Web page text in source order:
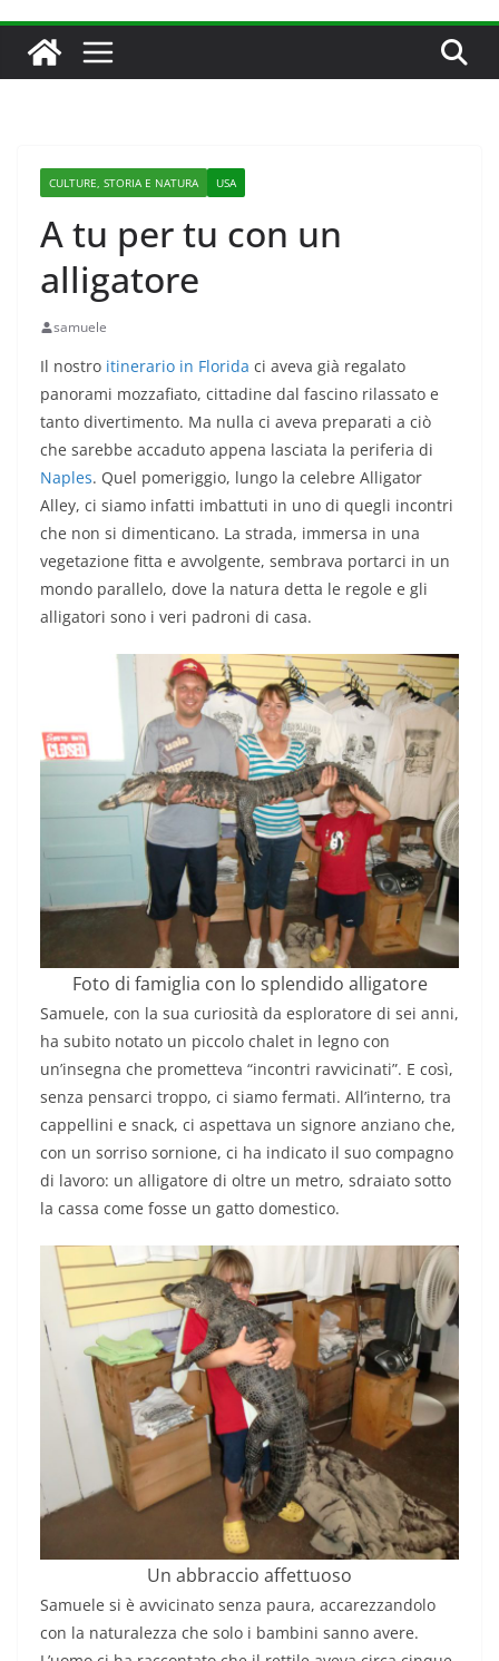
CULTURE, STORIA E NATURA USA
A tu per tu con un
alligatore
samuele
Il nostro itinerario in Florida ci aveva già regalato
panorami mozzafiato, cittadine dal fascino rilassato e
tanto divertimento. Ma nulla ci aveva preparati a ciò
che sarebbe accaduto appena lasciata la periferia di
Naples. Quel pomeriggio, lungo la celebre Alligator
Alley, ci siamo infatti imbattuti in uno di quegli incontri
che non si dimenticano. La strada, immersa in una
vegetazione fitta e avvolgente, sembrava portarci in un
mondo parallelo, dove la natura detta le regole e gli
alligatori sono i veri padroni di casa.
Foto di famiglia con lo splendido alligatore
Samuele, con la sua curiosità da esploratore di sei anni,
ha subito notato un piccolo chalet in legno con
un’insegna che prometteva “incontri ravvicinati”. E così,
senza pensarci troppo, ci siamo fermati. All’interno, tra
cappellini e snack, ci aspettava un signore anziano che,
con un sorriso sornione, ci ha indicato il suo compagno
di lavoro: un alligatore di oltre un metro, sdraiato sotto
la cassa come fosse un gatto domestico.
Un abbraccio affettuoso
Samuele si è avvicinato senza paura, accarezzandolo
con la naturalezza che solo i bambini sanno avere.